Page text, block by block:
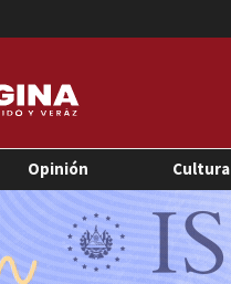
Opinión Cultura